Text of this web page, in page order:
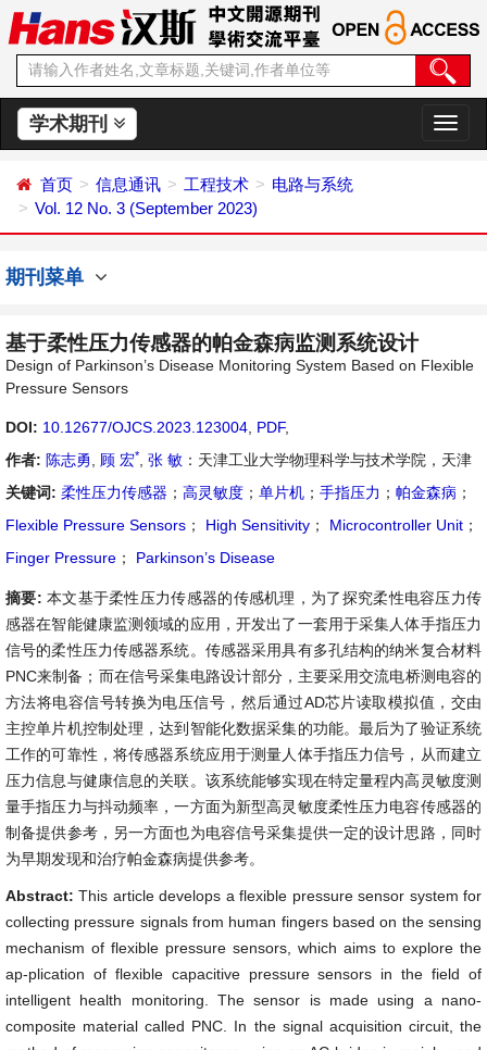
学术期刊
切
换
首页 信息通讯 工程技术
电路与系统
Vol. 12 No. 3 (September 2023)
期刊菜单
基于柔性压力传感器的帕金森病监测系统设计
Design of Parkinson’s Disease Monitoring System Based on Flexible
Pressure Sensors
DOI: 10.12677/OJCS.2023.123004 PDF,
作者: 陈志勇 顾 宏* 张 敏 ：天津工业大学物理科学与技术学院，天津
关键词: 柔性压力传感器 ； 高灵敏度 ； 单片机 ； 手指压力 ； 帕金森病 ；
Flexible Pressure Sensors ； High Sensitivity ； Microcontroller Unit ；
Finger Pressure ； Parkinson’s Disease
摘要: 本文基于柔性压力传感器的传感机理，为了探究柔性电容压力传
感器在智能健康监测领域的应用，开发出了一套用于采集人体手指压力
信号的柔性压力传感器系统。传感器采用具有多孔结构的纳米复合材料
PNC来制备；而在信号采集电路设计部分，主要采用交流电桥测电容的
方法将电容信号转换为电压信号，然后通过AD芯片读取模拟值，交由
主控单片机控制处理，达到智能化数据采集的功能。最后为了验证系统
工作的可靠性，将传感器系统应用于测量人体手指压力信号，从而建立
压力信息与健康信息的关联。该系统能够实现在特定量程内高灵敏度测
量手指压力与抖动频率，一方面为新型高灵敏度柔性压力电容传感器的
制备提供参考，另一方面也为电容信号采集提供一定的设计思路，同时
为早期发现和治疗帕金森病提供参考。
Abstract:This article develops a flexible pressure sensor system for
collecting pressure signals from human fingers based on the sensing
mechanism of flexible pressure sensors, which aims to explore the
ap-plication of flexible capacitive pressure sensors in the field of
intelligent health monitoring. The sensor is made using a nano-
composite material called PNC. In the signal acquisition circuit, the